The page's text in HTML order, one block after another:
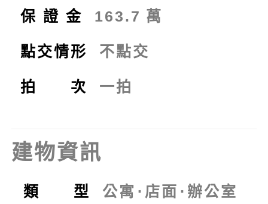
保證金 163.7 萬
點交情形 不點交
拍 次 一拍
建物資訊
類 型 公寓 ⋅ 店面 ⋅ 辦公室